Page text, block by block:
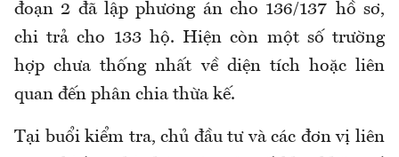
đoạn 2 đã lập phương án cho 136/137 hồ sơ,
chi trả cho 133 hộ. Hiện còn một số trường
hợp chưa thống nhất về diện tích hoặc liên
quan đến phân chia thừa kế.
Tại buổi kiểm tra, chủ đầu tư và các đơn vị liên